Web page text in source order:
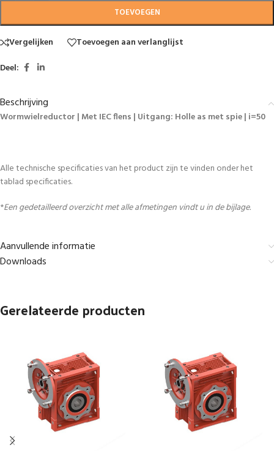
TOEVOEGEN
Vergelijken
Toevoegen aan verlanglijst
Deel:
Beschrijving
Wormwielreductor | Met IEC flens | Uitgang: Holle as met spie | i=50
Alle technische specificaties van het product zijn te vinden onder het
tablad specificaties.
*Een gedetailleerd overzicht met alle afmetingen vindt u in de bijlage.
Aanvullende informatie
Downloads
Gerelateerde producten